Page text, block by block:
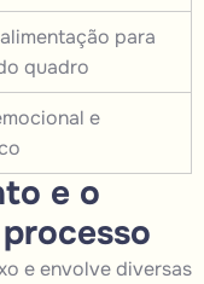
para
quadro
e
e o
e envolve diversas